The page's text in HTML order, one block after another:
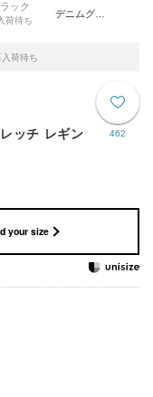
ック
荷待ち
入荷待ち
462
ッチ レギン
your size